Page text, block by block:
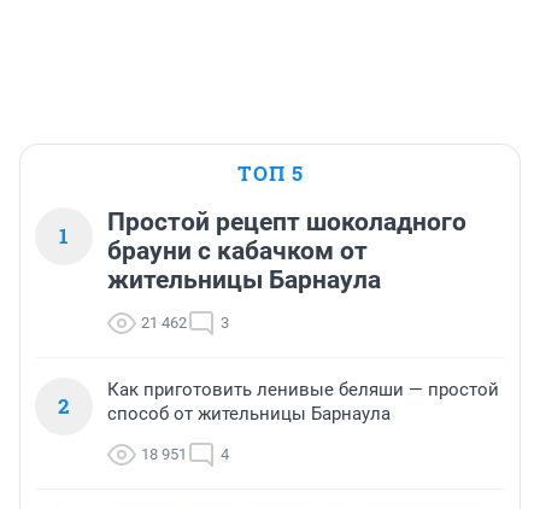
ТОП 5
1
Простой рецепт шоколадного
брауни с кабачком от
жительницы Барнаула
21 462 3
2
Как приготовить ленивые беляши — простой
способ от жительницы Барнаула
18 951 4